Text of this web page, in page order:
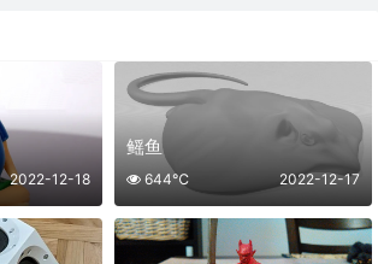
2022-12-18
鳐鱼
2022-12-17
644℃